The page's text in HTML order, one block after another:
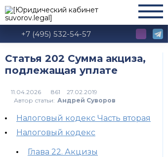
+7 (495) 532-54-57
Статья 202 Сумма акциза,
подлежащая уплате
861
Автор статьи: Андрей Суворов
Налоговый кодекс Часть вторая
Налоговый кодекс
Глава 22. Акцизы